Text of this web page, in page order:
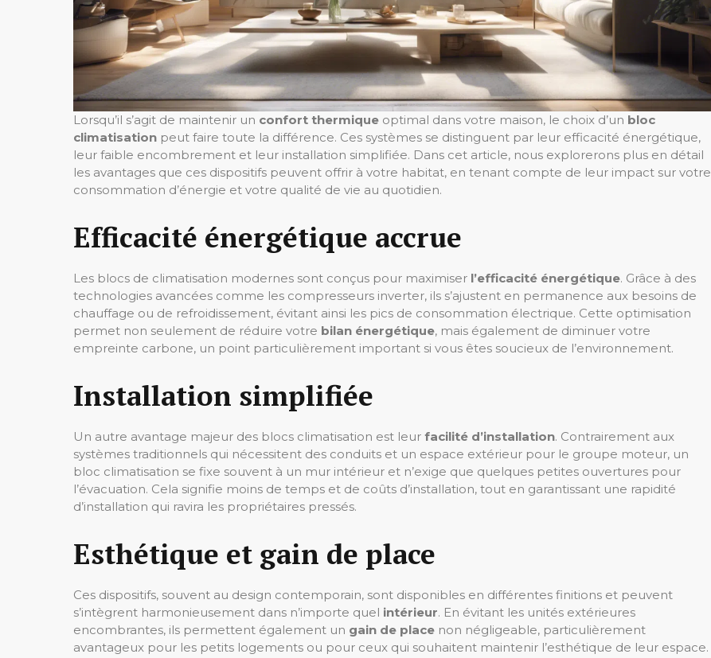
Lorsqu’il s’agit de maintenir un confort thermique optimal dans votre maison, le choix d’un bloc
climatisation peut faire toute la différence. Ces systèmes se distinguent par leur efficacité énergétique,
leur faible encombrement et leur installation simplifiée. Dans cet article, nous explorerons plus en détail
les avantages que ces dispositifs peuvent offrir à votre habitat, en tenant compte de leur impact sur votre
consommation d’énergie et votre qualité de vie au quotidien.
Efficacité énergétique accrue
Les blocs de climatisation modernes sont conçus pour maximiser l’efficacité énergétique. Grâce à des
technologies avancées comme les compresseurs inverter, ils s’ajustent en permanence aux besoins de
chauffage ou de refroidissement, évitant ainsi les pics de consommation électrique. Cette optimisation
permet non seulement de réduire votre bilan énergétique, mais également de diminuer votre
empreinte carbone, un point particulièrement important si vous êtes soucieux de l’environnement.
Installation simplifiée
Un autre avantage majeur des blocs climatisation est leur facilité d’installation. Contrairement aux
systèmes traditionnels qui nécessitent des conduits et un espace extérieur pour le groupe moteur, un
bloc climatisation se fixe souvent à un mur intérieur et n’exige que quelques petites ouvertures pour
l’évacuation. Cela signifie moins de temps et de coûts d’installation, tout en garantissant une rapidité
d’installation qui ravira les propriétaires pressés.
Esthétique et gain de place
Ces dispositifs, souvent au design contemporain, sont disponibles en différentes finitions et peuvent
s’intègrent harmonieusement dans n’importe quel intérieur. En évitant les unités extérieures
encombrantes, ils permettent également un gain de place non négligeable, particulièrement
avantageux pour les petits logements ou pour ceux qui souhaitent maintenir l’esthétique de leur espace.